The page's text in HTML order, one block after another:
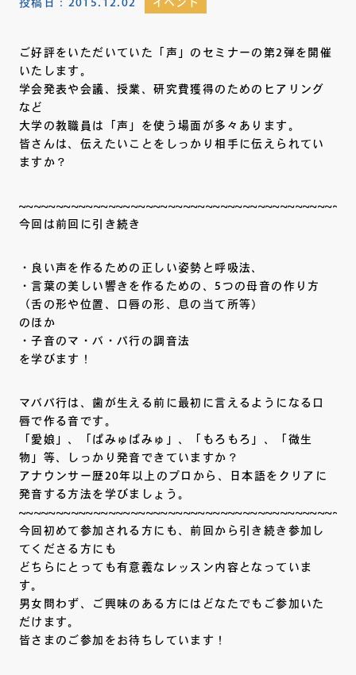
投稿日： 2015.12.02 イベント
ご好評をいただいていた「声」のセミナーの第2弾を開催
いたします。
学会発表や会議、授業、研究費獲得のためのヒアリング
など
大学の教職員は「声」を使う場面が多々あります。
皆さんは、伝えたいことをしっかり相手に伝えられてい
ますか？
今回は前回に引き続き
・良い声を作るための正しい姿勢と呼吸法、
・言葉の美しい響きを作るための、5つの母音の作り方
（舌の形や位置、口唇の形、息の当て所等）
のほか
・子音のマ・バ・パ行の調音法
を学びます！
マバパ行は、歯が生える前に最初に言えるようになる口
唇で作る音です。
「愛娘」、「ぱみゅぱみゅ」、「もろもろ」、「微生
物」等、しっかり発音できていますか？
アナウンサー歴20年以上のプロから、日本語をクリアに
発音する方法を学びましょう。
今回初めて参加される方にも、前回から引き続き参加し
てくださる方にも
どちらにとっても有意義なレッスン内容となっていま
す。
男女問わず、ご興味のある方にはどなたでもご参加いた
だけます。
皆さまのご参加をお待ちしています！